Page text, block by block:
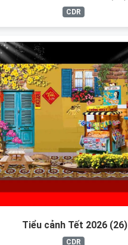
CDR
Tiểu cảnh Tết 2026 (26)
CDR